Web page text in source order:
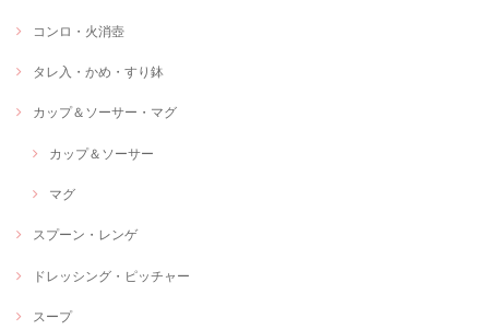
コンロ・火消壺
タレ入・かめ・すり鉢
カップ＆ソーサー・マグ
カップ＆ソーサー
マグ
スプーン・レンゲ
ドレッシング・ピッチャー
スープ